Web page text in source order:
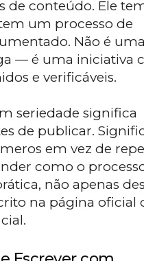
de conteúdo. Ele
um processo de
Não é uma
— é uma iniciativa
e verificáveis.
seriedade significa
de publicar.
em vez de
como o
não apenas
na página oficial